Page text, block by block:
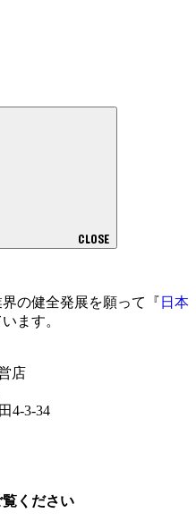
CLOSE
の健全発展を願って『 日本
ます。
店
4-3-34
ください